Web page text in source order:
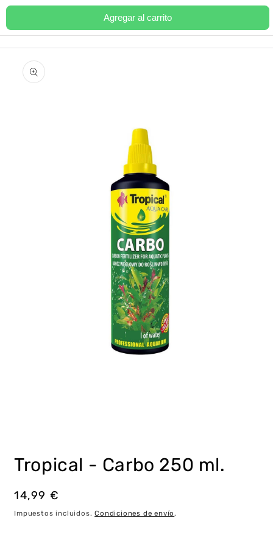
Ir
al contenido
Ir
a la
información
1
en
ventana
modal
Tropical - Carbo 250 ml.
Precio
habitual
14,99 €
Impuestos incluidos.Condiciones de envío.
Agregar al carrito